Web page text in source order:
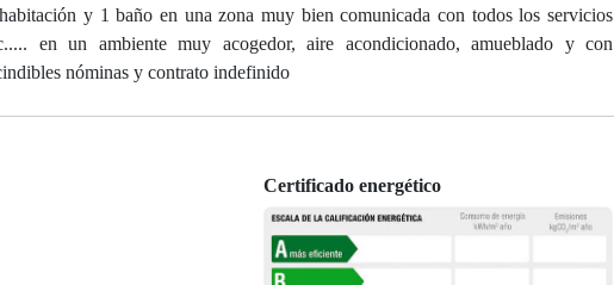
y 1 baño en una zona muy bien comunicada con todos los servicios
en un ambiente muy acogedor, aire acondicionado, amueblado y con
nóminas y contrato indefinido
Certificado energético